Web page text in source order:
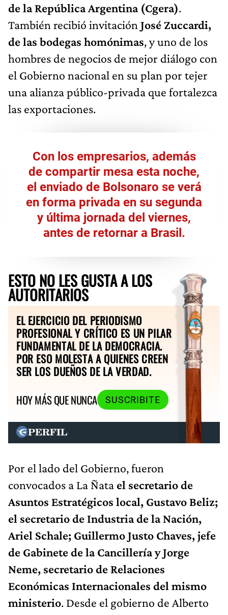
de la República Argentina (Cgera).
También recibió invitación José Zuccardi,
de las bodegas homónimas, y uno de los
hombres de negocios de mejor diálogo con
el Gobierno nacional en su plan por tejer
una alianza público-privada que fortalezca
las exportaciones.
Con los empresarios, además
de compartir mesa esta noche,
el enviado de Bolsonaro se verá
en forma privada en su segunda
y última jornada del viernes,
antes de retornar a Brasil.
ESTO NO LES GUSTA A LOS
AUTORITARIOS
EL EJERCICIO DEL PERIODISMO
PROFESIONAL Y CRÍTICO ES UN PILAR
FUNDAMENTAL DE LA DEMOCRACIA.
POR ESO MOLESTA A QUIENES CREEN
SER LOS DUEÑOS DE LA VERDAD.
HOY MÁS QUE NUNCA
SUSCRIBITE
Por el lado del Gobierno, fueron
convocados a La Ñata el secretario de
Asuntos Estratégicos local, Gustavo Beliz;
el secretario de Industria de la Nación,
Ariel Schale; Guillermo Justo Chaves, jefe
de Gabinete de la Cancillería y Jorge
Neme, secretario de Relaciones
Económicas Internacionales del mismo
ministerio. Desde el gobierno de Alberto